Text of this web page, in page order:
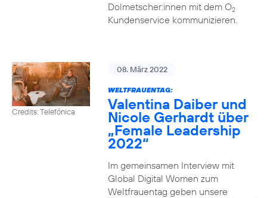
Dolmetscher:innen mit dem O2
Kundenservice kommunizieren.
Credits: Telefónica
08. März 2022
WELTFRAUENTAG:
Valentina Daiber und
Nicole Gerhardt über
„Female Leadership
2022“
Im gemeinsamen Interview mit
Global Digital Women zum
Weltfrauentag geben unsere